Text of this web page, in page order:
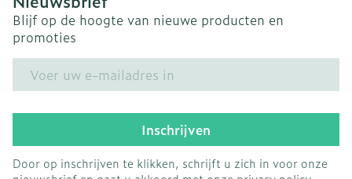
Blijf op de hoogte van nieuwe producten en
promoties
Inschrijven
Door op inschrijven te klikken, schrijft u zich in voor onze